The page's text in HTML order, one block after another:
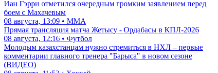
Иан Гэрри отметился очередным громким заявлением перед
боем с Махачевым
08 августа, 13:09 • ММА
Прямая трансляция матча Жетысу - Ордабасы в КПЛ-2026
08 августа, 12:16 • Футбол
Молодым казахстанцам нужно стремиться в НХЛ – первые
комментарии главного тренера "Барыса" в новом сезоне
(ВИДЕО)